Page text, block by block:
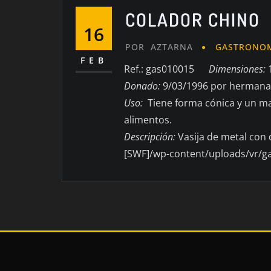
16
FEB
COLADOR CHINO
POR AZTARNA
Ref.: gas010015 Dimensiones:
Donado:9/03/1996 por
Uso: Tiene forma cónica y un
alimentos.
Descripción:Vasija de metal con
[SWF]/wp-content/uploads/vr/